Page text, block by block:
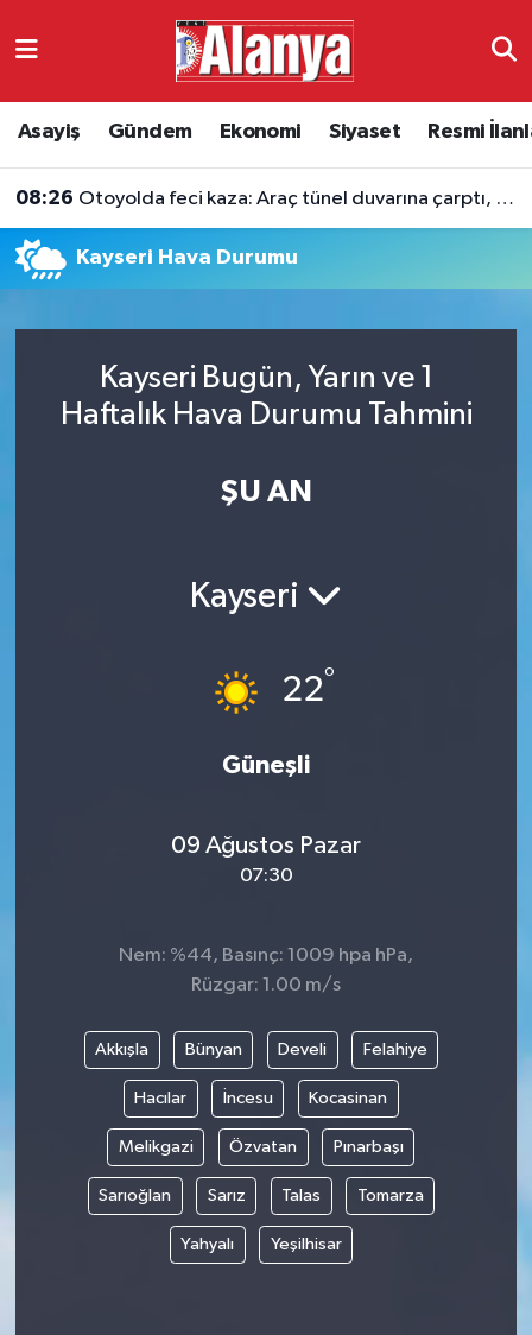
Asayiş Gündem Ekonomi Siyaset Resmi
08:26 Otoyolda feci kaza: Araç tünel duvarına çarptı, 3 kişi hayatını kaybetti
Kayseri Hava Durumu
Kayseri Bugün, Yarın ve 1
Haftalık Hava Durumu Tahmini
ŞU AN
Kayseri
22°
Güneşli
09 Ağustos Pazar
07:30
Nem: %44, Basınç: 1009 hpa hPa,
Rüzgar: 1.00 m/s
Akkışla Bünyan Develi Felahiye
Hacılar İncesu Kocasinan
Melikgazi Özvatan Pınarbaşı
Sarıoğlan Sarız Talas Tomarza
Yahyalı Yeşilhisar
Ekonomi
Siyaset
Resmi İlanlar
Alanyaspor
Antalya Namaz Vakitleri
Antalya Trafik Yoğunluk Haritası
Süper Lig Puan Durumu ve Fikstür
Tüm Manşetler